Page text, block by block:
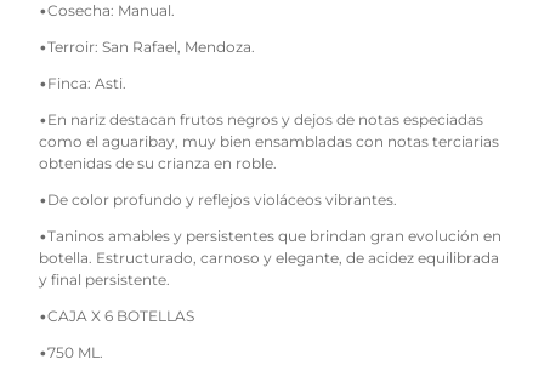
•Cosecha: Manual.
•Terroir: San Rafael, Mendoza.
•Finca: Asti.
•En nariz destacan frutos negros y dejos de notas especiadas
como el aguaribay, muy bien ensambladas con notas terciarias
obtenidas de su crianza en roble.
•De color profundo y reflejos violáceos vibrantes.
•Taninos amables y persistentes que brindan gran evolución en
botella. Estructurado, carnoso y elegante, de acidez equilibrada
y final persistente.
•CAJA X 6 BOTELLAS
•750 ML.